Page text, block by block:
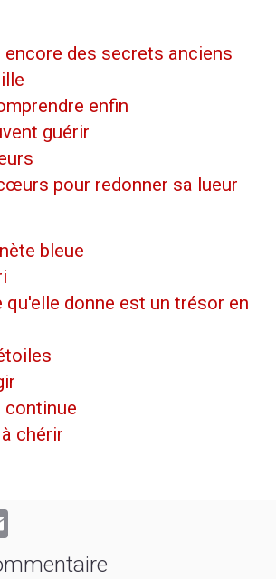
encore des secrets anciens
enfin
guérir
pour redonner sa lueur
bleue
qu'elle donne est un trésor en
continue
chérir